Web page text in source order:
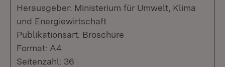
Herausgeber: Ministerium für Umwelt, Klima
und Energiewirtschaft
Publikationsart: Broschüre
Format: A4
Seitenzahl: 36